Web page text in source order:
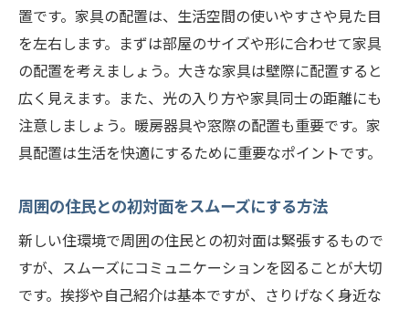
置です。家具の配置は、生活空間の使いやすさや見た目
を左右します。まずは部屋のサイズや形に合わせて家具
の配置を考えましょう。大きな家具は壁際に配置すると
広く見えます。また、光の入り方や家具同士の距離にも
注意しましょう。暖房器具や窓際の配置も重要です。家
具配置は生活を快適にするために重要なポイントです。
周囲の住民との初対面をスムーズにする方法
新しい住環境で周囲の住民との初対面は緊張するもので
すが、スムーズにコミュニケーションを図ることが大切
です。挨拶や自己紹介は基本ですが、さりげなく身近な